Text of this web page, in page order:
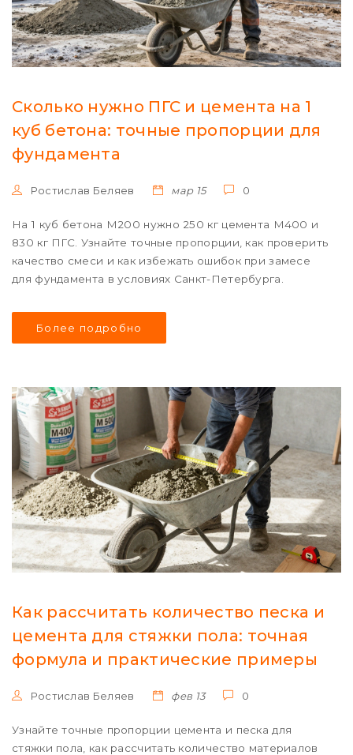
Сколько нужно ПГС и цемента на 1
куб бетона: точные пропорции для
фундамента
Ростислав Беляев мар 15 0
На 1 куб бетона М200 нужно 250 кг цемента М400 и
830 кг ПГС. Узнайте точные пропорции, как проверить
качество смеси и как избежать ошибок при замесе
для фундамента в условиях Санкт-Петербурга.
Более подробно
Как рассчитать количество песка и
цемента для стяжки пола: точная
формула и практические примеры
Ростислав Беляев фев 13 0
Узнайте точные пропорции цемента и песка для
стяжки пола, как рассчитать количество материалов